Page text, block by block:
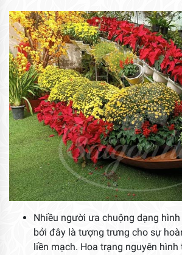
Nhiều người ưa chuộng dạng
bởi đây là tượng trưng cho sự
liền mạch. Hoa trạng nguyên